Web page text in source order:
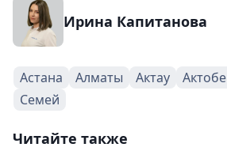
Ирина Капитанова
Астана Алматы Актау Актобе
Семей
Читайте также